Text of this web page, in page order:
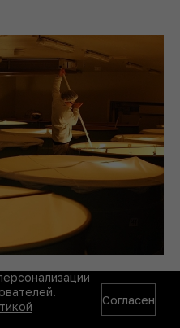
Согласен